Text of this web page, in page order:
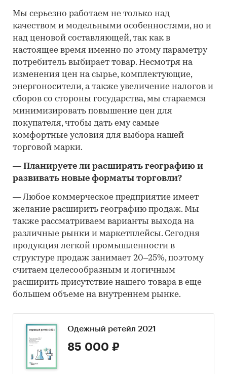
Мы серьезно работаем не только над
качеством и модельными особенностями, но и
над ценовой составляющей, так как в
настоящее время именно по этому параметру
потребитель выбирает товар. Несмотря на
изменения цен на сырье, комплектующие,
энергоносители, а также увеличение налогов и
сборов со стороны государства, мы стараемся
минимизировать повышение цен для
покупателя, чтобы дать ему самые
комфортные условия для выбора нашей
торговой марки.
― Планируете ли расширять географию и
развивать новые форматы торговли?
―Любое коммерческое предприятие имеет
желание расширить географию продаж. Мы
также рассматриваем варианты выхода на
различные рынки и маркетплейсы. Сегодня
продукция легкой промышленности в
структуре продаж занимает 20–25%, поэтому
считаем целесообразным и логичным
расширить присутствие нашего товара в еще
большем объеме на внутреннем рынке.
Одежный ретейл 2021
85 000 ₽